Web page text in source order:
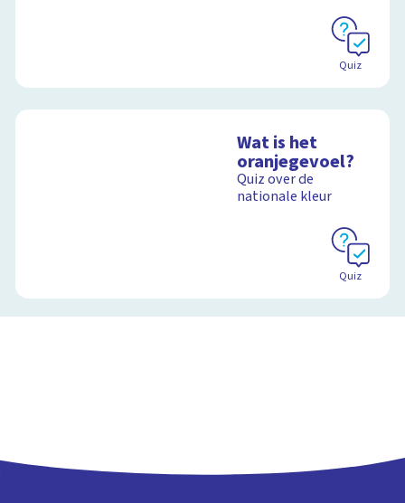
Quiz
Wat is het
oranjegevoel?
Quiz over de
nationale kleur
Quiz